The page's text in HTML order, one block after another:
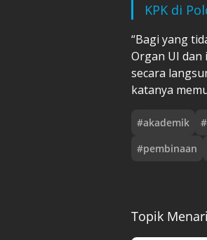
KPK di
“Bagi yang
Organ UI
secara
katanya
#akademik #
#pembinaan
Topik